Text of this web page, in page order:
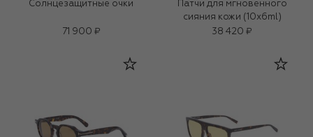
Солнцезащитные очки
71 900 ₽
Патчи для мгновенного
сияния кожи (10x6ml)
38 420 ₽